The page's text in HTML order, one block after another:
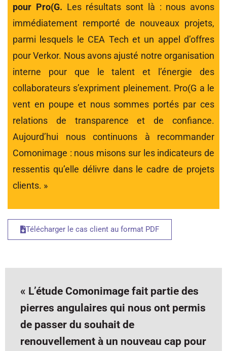
pour Pro(G. Les résultats sont là : nous avons
immédiatement remporté de nouveaux projets,
parmi lesquels le CEA Tech et un appel d’offres
pour Verkor. Nous avons ajusté notre organisation
interne pour que le talent et l’énergie des
collaborateurs s’expriment pleinement. Pro(G a le
vent en poupe et nous sommes portés par ces
relations de transparence et de confiance.
Aujourd’hui nous continuons à recommander
Comonimage : nous misons sur les indicateurs de
ressentis qu’elle délivre dans le cadre de projets
clients. »
Télécharger le cas client au format PDF
« L’étude Comonimage fait partie des
pierres angulaires qui nous ont permis
de passer du souhait de
renouvellement à un nouveau cap pour